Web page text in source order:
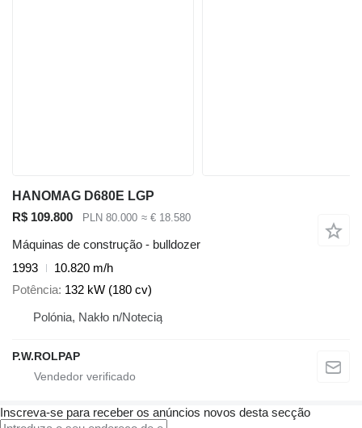
HANOMAG D680E LGP
R$ 109.800
PLN 80.000 ≈ € 18.580
Máquinas de construção - bulldozer
1993
10.820 m/h
Potência 132 kW (180 cv)
Polónia, Nakło n/Notecią
P.W.ROLPAP
Inscreva-se para receber os anúncios novos desta secção